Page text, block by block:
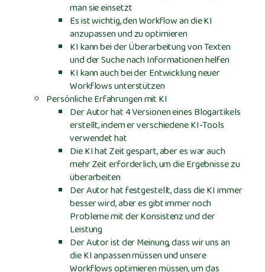
man sie einsetzt
Es ist wichtig, den Workflow an die KI
anzupassen und zu optimieren
KI kann bei der Überarbeitung von Texten
und der Suche nach Informationen helfen
KI kann auch bei der Entwicklung neuer
Workflows unterstützen
Persönliche Erfahrungen mit KI
Der Autor hat 4 Versionen eines Blogartikels
erstellt, indem er verschiedene KI-Tools
verwendet hat
Die KI hat Zeit gespart, aber es war auch
mehr Zeit erforderlich, um die Ergebnisse zu
überarbeiten
Der Autor hat festgestellt, dass die KI immer
besser wird, aber es gibt immer noch
Probleme mit der Konsistenz und der
Leistung
Der Autor ist der Meinung, dass wir uns an
die KI anpassen müssen und unsere
Workflows optimieren müssen, um das